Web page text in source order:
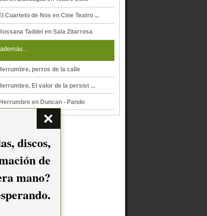
Cuarteto de Nos en Cine Teatro ...
Taddei en Sala Zitarrosa
perros de la calle
El valor de la persist ...
Herrumbre en Duncan - Pando
discos,
de
mano?